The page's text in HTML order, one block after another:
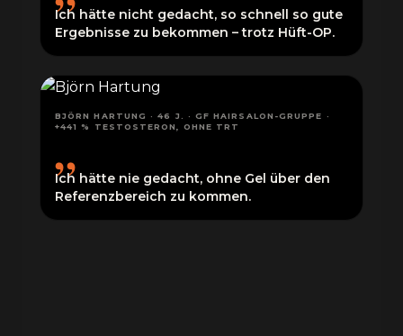
Ich hätte nicht gedacht, so schnell so gute
Ergebnisse zu bekommen – trotz Hüft-OP.
BJÖRN HARTUNG · 46 J. · GF HAIRSALON-GRUPPE ·
+441 % TESTOSTERON, OHNE TRT
„
Ich hätte nie gedacht, ohne Gel über den
Referenzbereich zu kommen.